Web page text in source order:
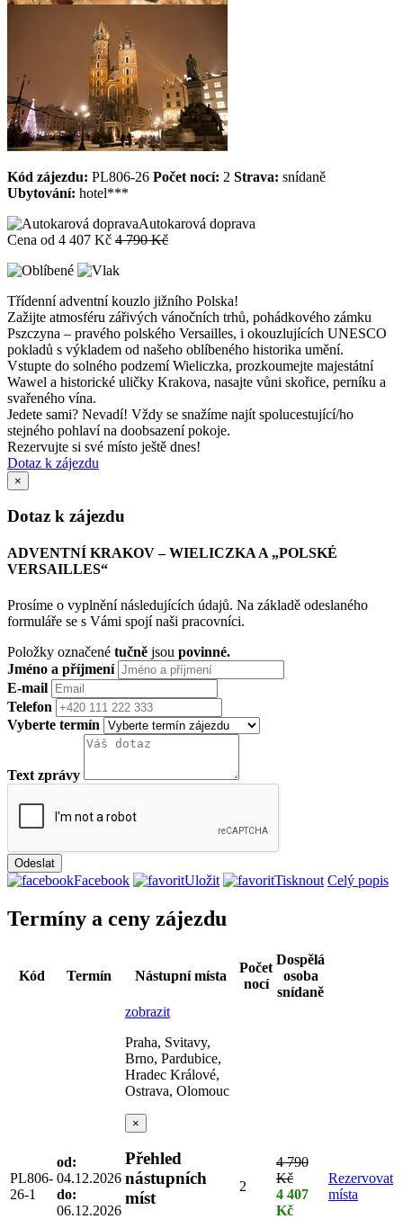
Kód zájezdu: PL806-26 Počet nocí: 2 Strava: snídaně
Ubytování: hotel***
Autokarová doprava
Cena od 4 407 Kč 4 790 Kč
Třídenní adventní kouzlo jižního Polska!
Zažijte atmosféru zářivých vánočních trhů, pohádkového zámku
Pszczyna – pravého polského Versailles, i okouzlujících UNESCO
pokladů s výkladem od našeho oblíbeného historika umění.
Vstupte do solného podzemí Wieliczka, prozkoumejte majestátní
Wawel a historické uličky Krakova, nasajte vůni skořice, perníku a
svařeného vína.
Jedete sami? Nevadí! Vždy se snažíme najít spolucestující/ho
stejného pohlaví na doobsazení pokoje.
Rezervujte si své místo ještě dnes!
Dotaz k zájezdu
×
Dotaz k zájezdu
ADVENTNÍ KRAKOV – WIELICZKA A „POLSKÉ
VERSAILLES“
Prosíme o vyplnění následujících údajů. Na základě odeslaného
formuláře se s Vámi spojí naši pracovníci.
Položky označené tučně jsou povinné.
Jméno a příjmení
E-mail
Telefon
Vyberte termín
Text zprávy
Facebook Uložit Tisknout Celý popis
Termíny a ceny zájezdu
Kód Termín Nástupní místa
Počet
nocí
Dospělá
osoba
snídaně
PL806-
26-1
od:
04.12.2026
do:
06.12.2026
zobrazit
Praha, Svitavy,
Brno, Pardubice,
Hradec Králové,
Ostrava, Olomouc
×
Přehled
nástupních
míst
2
4 790
Kč
4 407
Kč
Rezervovat
místa